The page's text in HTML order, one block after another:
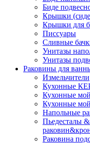
Биде
Крышки
Крышки для
Писсуары
Сливные
Унитазы
Унитазы
Раковины для
Измельчители
Кухонные
Кухонные
Кухонные
Напольные
Пьедесталы
Раковина